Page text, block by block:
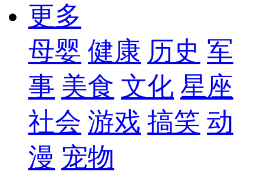
更多
母婴 健康 历史 军
事 美食 文化 星座
社会 游戏 搞笑 动
漫 宠物